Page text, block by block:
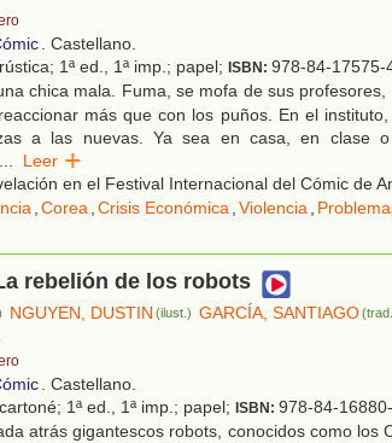
. Castellano.
1ª ed., 1ª imp.; papel; ISBN: 978-84-17575-
chica mala. Fuma, se mofa de sus
más que con los puños. En el
a las nuevas. Ya sea en casa, en clase
... Leer
en el Festival Internacional del Cómic de
,Corea,Crisis Económica,Violencia,
rebelión de los robots
NGUYEN, DUSTIN (ilust.) GARCÍA, SANTIAGO
. Castellano.
1ª ed., 1ª imp.; papel; ISBN: 978-84-
atrás gigantescos robots, conocidos como los